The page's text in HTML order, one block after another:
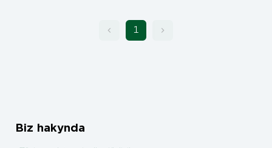
1
Biz hakynda